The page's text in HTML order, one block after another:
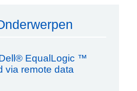
EqualLogic ™
via remote data